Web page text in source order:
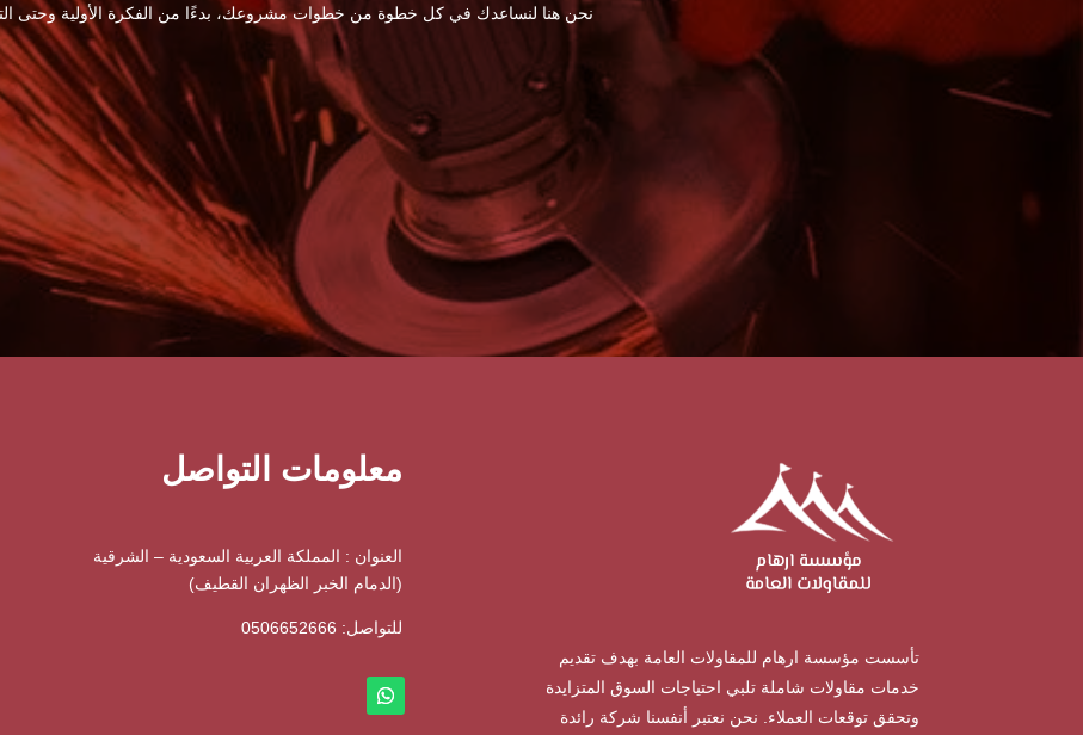
نحن هنا لنساعدك في كل خطوة من خطوات مشروعك، بدءًا من الفكرة الأولية وحتى
معلومات التواصل
العنوان : المملكة العربية السعودية – الشرقية
(الدمام الخبر الظهران القطيف)
للتواصل: ⁦ 0506652666
تأسست مؤسسة ارهام للمقاولات العامة بهدف تقديم
خدمات مقاولات شاملة تلبي احتياجات السوق المتزايدة
وتحقق توقعات العملاء. نحن نعتبر أنفسنا شركة رائدة